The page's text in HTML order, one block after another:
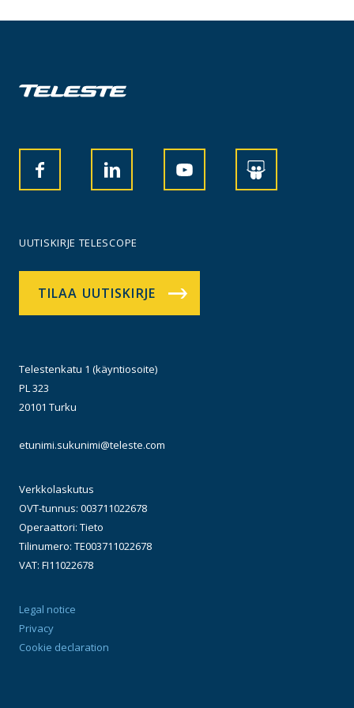
UUTISKIRJE TELESCOPE
TILAA UUTISKIRJE
Telestenkatu 1 (käyntiosoite)
PL 323
20101 Turku
etunimi.sukunimi@teleste.com
Verkkolaskutus
OVT-tunnus: 003711022678
Operaattori: Tieto
Tilinumero: TE003711022678
VAT: FI11022678
Legal notice
Privacy
Cookie declaration